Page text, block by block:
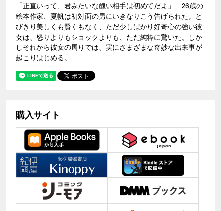
「正直いって、君みたいな醜い相手は初めてだよ」 26歳の
絵本作家、夏帆は初対面の男にいきなりこう告げられた。と
びきり美しくも賢くもなく、ただ少しばかり好奇心の強い彼
女は、怒りよりもショックよりも、ただ純粋に驚いた。しか
しそれから彼女の周りでは、実にさまざまな奇妙な出来事が
起こりはじめる。
購入サイト